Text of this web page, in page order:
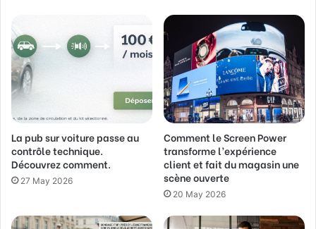
m
a
i
l
a
d
r
e
s
s
La pub sur voiture passe au
contrôle technique.
Découvrez comment.
27 May 2026
Comment le Screen Power
transforme l’expérience
client et fait du magasin une
scène ouverte
20 May 2026